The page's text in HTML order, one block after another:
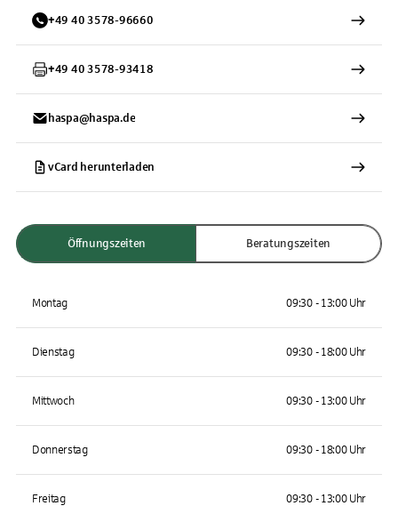
+49 40 3578-96660
+49 40 3578-93418
haspa@haspa.de
vCard herunterladen
Öffnungszeiten Beratungszeiten
Montag 09:30 - 13:00 Uhr
Dienstag 09:30 - 18:00 Uhr
Mittwoch 09:30 - 13:00 Uhr
Donnerstag 09:30 - 18:00 Uhr
Freitag 09:30 - 13:00 Uhr